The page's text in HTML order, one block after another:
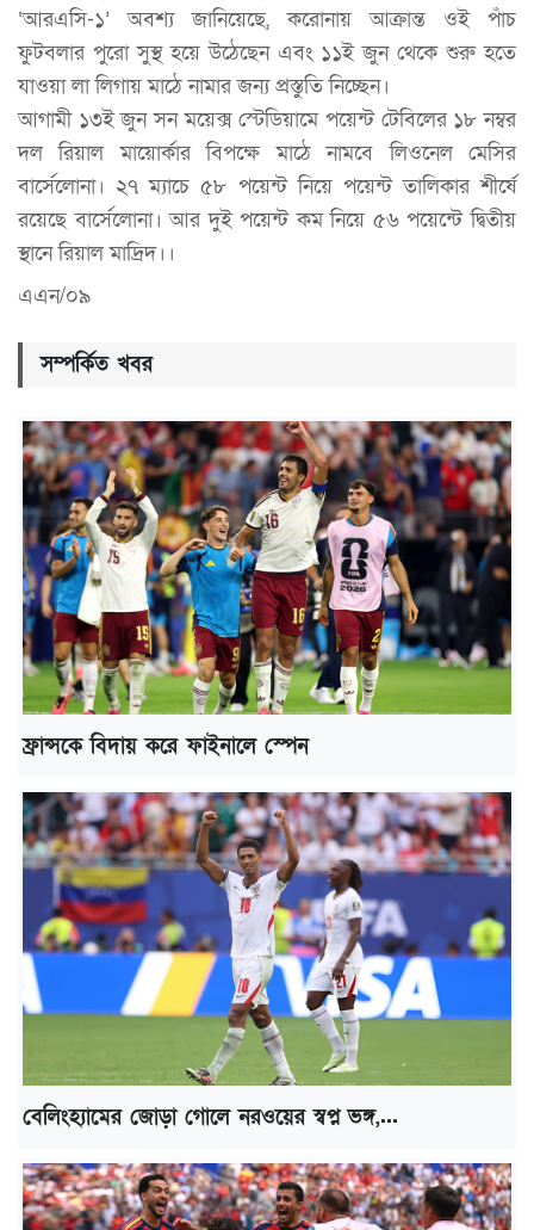
‘আরএসি-১’ অবশ্য জানিয়েছে, করোনায় আক্রান্ত ওই পাঁচ
ফুটবলার পুরো সুস্থ হয়ে উঠেছেন এবং ১১ই জুন থেকে শুরু হতে
যাওয়া লা লিগায় মাঠে নামার জন্য প্রস্তুতি নিচ্ছেন।
আগামী ১৩ই জুন সন ময়েক্স স্টেডিয়ামে পয়েন্ট টেবিলের ১৮ নম্বর
দল রিয়াল মায়োর্কার বিপক্ষে মাঠে নামবে লিওনেল মেসির
বার্সেলোনা। ২৭ ম্যাচে ৫৮ পয়েন্ট নিয়ে পয়েন্ট তালিকার শীর্ষে
রয়েছে বার্সেলোনা। আর দুই পয়েন্ট কম নিয়ে ৫৬ পয়েন্টে দ্বিতীয়
স্থানে রিয়াল মাদ্রিদ।।
এএন/০৯
সম্পর্কিত খবর
ফ্রান্সকে বিদায় করে ফাইনালে স্পেন
বেলিংহ্যামের জোড়া গোলে নরওয়ের স্বপ্ন ভঙ্গ,...